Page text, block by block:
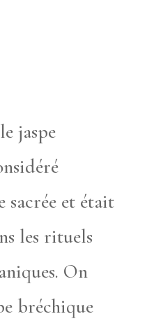
jaspe
sacrée et était
les rituels
On
bréchique